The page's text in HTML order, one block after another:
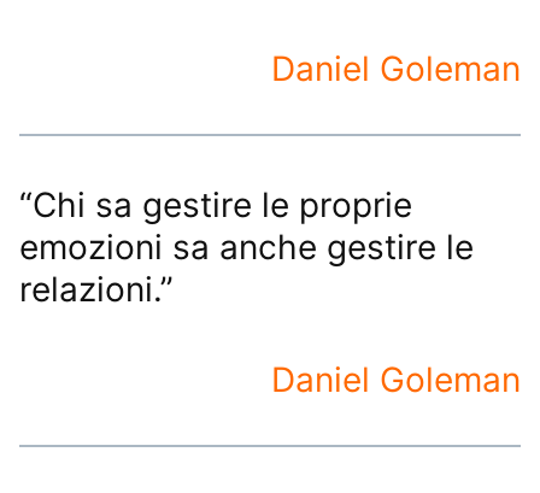
Daniel Goleman
“Chi sa gestire le proprie
emozioni sa anche gestire le
relazioni.”
Daniel Goleman